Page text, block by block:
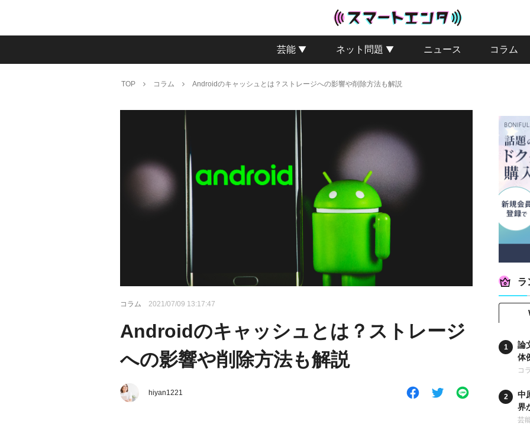
芸能 ネット問題 ニュース コラム
TOP コラム Androidのキャッシュとは？ストレージへの影響や削除方法も解説
コラム 2021/07/09 13:17:47
Androidのキャッシュとは？ストレージ
への影響や削除方法も解説
hiyan1221
ラ
論
体
コ
中
界
時
芸